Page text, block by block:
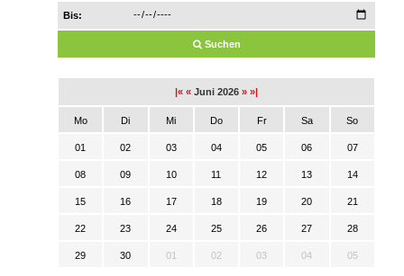
Bis:
Suchen
|« « Juni 2026 » »|
Mo Di Mi Do Fr Sa So
01 02 03 04 05 06 07
08 09 10 11 12 13 14
15 16 17 18 19 20 21
22 23 24 25 26 27 28
29 30 01 02 03 04 05